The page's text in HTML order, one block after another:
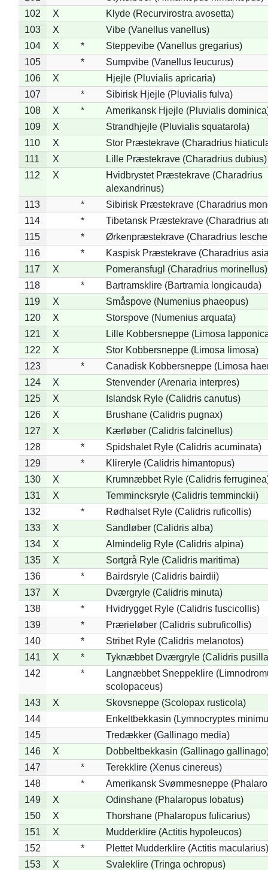
102
X
Klyde (Recurvirostra avosetta)
103
X
Vibe (Vanellus vanellus)
104
X *
Steppevibe (Vanellus gregarius)
105
*
Sumpvibe (Vanellus leucurus)
106
X
Hjejle (Pluvialis apricaria)
107
*
Sibirisk Hjejle (Pluvialis fulva)
108
X *
Amerikansk Hjejle (Pluvialis
109
X
Strandhjejle (Pluvialis squatarola)
110
X
Stor Præstekrave (Charadrius
111
X
Lille Præstekrave (Charadrius dubius)
112
X
Hvidbrystet Præstekrave (Charadrius
alexandrinus)
113
*
Sibirisk Præstekrave (Charadrius
114
*
Tibetansk Præstekrave (Charadrius
115
*
Ørkenpræstekrave (Charadrius
116
*
Kaspisk Præstekrave (Charadrius
117
X
Pomeransfugl (Charadrius morinellus)
118
*
Bartramsklire (Bartramia longicauda)
119
X
Småspove (Numenius phaeopus)
120
X
Storspove (Numenius arquata)
121
X
Lille Kobbersneppe (Limosa
122
X
Stor Kobbersneppe (Limosa limosa)
123
*
Canadisk Kobbersneppe (Limosa
124
X
Stenvender (Arenaria interpres)
125
X
Islandsk Ryle (Calidris canutus)
126
X
Brushane (Calidris pugnax)
127
X
Kærløber (Calidris falcinellus)
128
*
Spidshalet Ryle (Calidris acuminata)
129
*
Klireryle (Calidris himantopus)
130
X
Krumnæbbet Ryle (Calidris
131
X
Temmincksryle (Calidris temminckii)
132
*
Rødhalset Ryle (Calidris ruficollis)
133
X
Sandløber (Calidris alba)
134
X
Almindelig Ryle (Calidris alpina)
135
X
Sortgrå Ryle (Calidris maritima)
136
*
Bairdsryle (Calidris bairdii)
137
X
Dværgryle (Calidris minuta)
138
*
Hvidrygget Ryle (Calidris fuscicollis)
139
*
Prærieløber (Calidris subruficollis)
140
*
Stribet Ryle (Calidris melanotos)
141
X *
Tyknæbbet Dværgryle (Calidris
142
*
Langnæbbet Sneppeklire
scolopaceus)
143
X
Skovsneppe (Scolopax rusticola)
144
Enkeltbekkasin (Lymnocryptes
145
Tredækker (Gallinago media)
146
X
Dobbeltbekkasin (Gallinago
147
*
Terekklire (Xenus cinereus)
148
*
Amerikansk Svømmesneppe
149
X
Odinshane (Phalaropus lobatus)
150
X
Thorshane (Phalaropus fulicarius)
151
X
Mudderklire (Actitis hypoleucos)
152
*
Plettet Mudderklire (Actitis macularius)
153
X
Svaleklire (Tringa ochropus)